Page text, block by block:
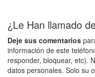
¿Le Han llamado
Deje sus comentarios
información de este
responder, bloquear, etc).
datos personales. Solo su